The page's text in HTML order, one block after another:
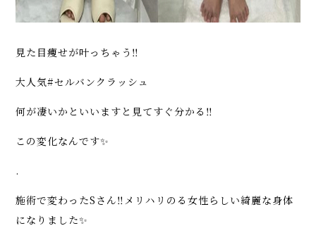
見た目痩せが叶っちゃう‼️
大人気#セルバンクラッシュ
何が凄いかといいますと見てすぐ分かる‼️
この変化なんです✨
.
施術で変わったSさん‼️メリハリのる女性らしい綺麗な身体
になりました✨